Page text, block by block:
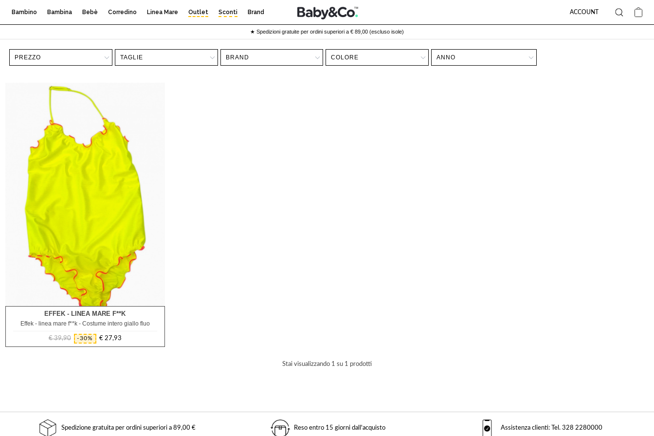
Bambino Bambina Bebè Corredino Linea Mare Outlet Sconti Brand ACCOUNT
★ Spedizioni gratuite per ordini superiori a € 89,00 (escluso isole)
PREZZO TAGLIE BRAND COLORE ANNO
4A 14A 16A
EFFEK - LINEA MARE F**K
Effek - linea mare f**k - Costume intero giallo fluo
Prezzo
€ 39,90 -30%
Prezzo
€ 27,93
Stai visualizzando 1 su 1 prodotti
Spedizione gratuita per ordini superiori a 89,00 € Reso entro 15 giorni dall'acquisto Assistenza clienti: Tel. 328 2280000